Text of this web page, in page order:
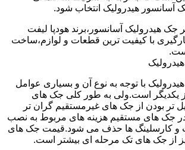
هیدرولیک انتخاب شود.
جک هیدرولیک آسانسور،برند هودپا لیفت
با کیفیت ترین قطعات و لوازم،ساخت
با توجه به نوع آن و بسیاری عوامل
یکدیگر است.ولی به طور کلی جک های
تر بودن از جک های غیرمستقیم گران تر
جک های مستقیم هزینه های مربوط به نصب
و کارسلینگ ها حذف می شود.قیمت جک های
از جک های تک مرحله ای بیشتر است.